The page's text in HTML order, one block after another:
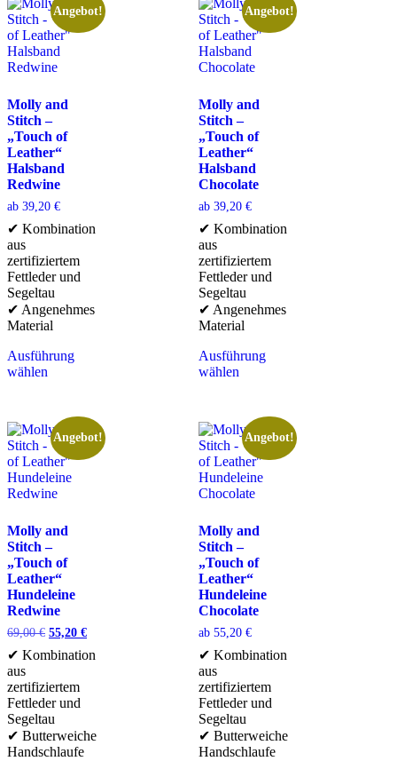
Angebot!
Molly and
Stitch –
„Touch of
Leather“
Halsband
Redwine
ab 39,20 €
✔ Kombination
aus
zertifiziertem
Fettleder und
Segeltau
✔ Angenehmes
Material
Ausführung
wählen
Angebot!
Molly and
Stitch –
„Touch of
Leather“
Halsband
Chocolate
ab 39,20 €
✔ Kombination
aus
zertifiziertem
Fettleder und
Segeltau
✔ Angenehmes
Material
Ausführung
wählen
Angebot!
Molly and
Stitch –
„Touch of
Leather“
Hundeleine
Redwine
69,00€ 55,20 €
✔ Kombination
aus
zertifiziertem
Fettleder und
Segeltau
✔ Butterweiche
Handschlaufe
Angebot!
Molly and
Stitch –
„Touch of
Leather“
Hundeleine
Chocolate
ab 55,20 €
✔ Kombination
aus
zertifiziertem
Fettleder und
Segeltau
✔ Butterweiche
Handschlaufe